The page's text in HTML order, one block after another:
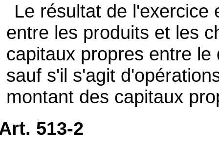
Le résultat de l'exercice
entre les produits et les
capitaux propres entre
sauf s'il s'agit
montant des capitaux
513-2